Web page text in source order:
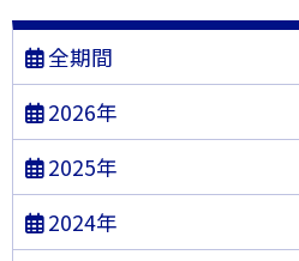
全期間
2026年
2025年
2024年